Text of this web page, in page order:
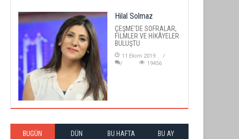
Hilal Solmaz
ÇEŞME'DE SOFRALAR,
FİLMLER VE HİKÂYELER
BULUŞTU
11 Ekim 2019
19456
BUGÜN DÜN BU HAFTA BU AY